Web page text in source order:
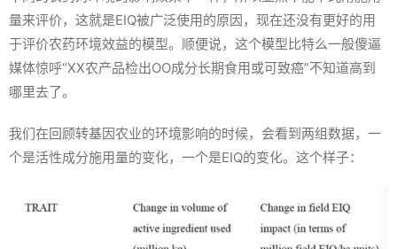
量来评价，这就是EIQ被广泛使用的原因，现在还没有更好的用
于评价农药环境效益的模型。顺便说，这个模型比特么一般傻逼
媒体惊呼“XX农产品检出OO成分长期食用或可致癌”不知道高到
哪里去了。
我们在回顾转基因农业的环境影响的时候，会看到两组数据，一
个是活性成分施用量的变化，一个是EIQ的变化。这个样子：